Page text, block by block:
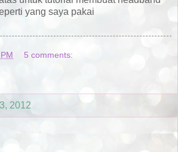
yang saya pakai
5 comments:
2012